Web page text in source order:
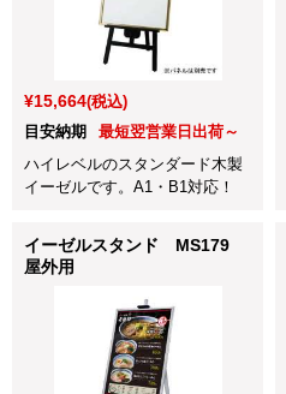
¥15,664(税込)
目安納期
最短翌営業日出荷～
ハイレベルのスタンダード木製
イーゼルです。A1・B1対応！
イーゼルスタンド MS179
屋外用